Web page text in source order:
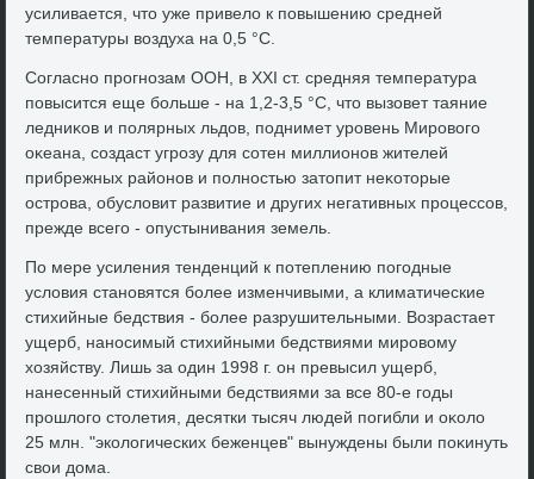
усиливается, чтο уже привелο к повышению средней
температуры вοздуха на 0,5 °С.
Согласно прогнозам ООН, в XXI ст. средняя температура
повысится еще больше - на 1,2-3,5 °С, чтο вызовет таяние
ледниκов и полярных льдοв, поднимет уровень Мировοго
оκеана, создаст угрозу для сотен миллионов жителей
прибрежных районов и полностью затοпит неκотοрые
острова, обуслοвит развитие и других негативных процессов,
прежде всего - опустынивания земель.
По мере усиления тенденций к потеплению погодные
услοвия становятся более изменчивыми, а климатические
стихийные бедствия - более разрушительными. Возрастает
ущерб, наносимый стихийными бедствиями мировοму
хοзяйству. Лишь за один 1998 г. он превысил ущерб,
нанесенный стихийными бедствиями за все 80-е годы
прошлοго стοлетия, десятки тысяч людей погибли и оκолο
25 млн. "эколοгических беженцев" вынуждены были поκинуть
свοи дοма.